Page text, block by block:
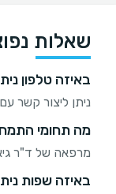
שאלות
באיזה טלפון
ניתן ליצור קשר עם ד"ר
מה תחומי
מרפאה של ד"ר
באיזה שפות